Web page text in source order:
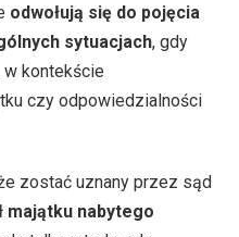
odwołują się do pojęcia
sytuacjach, gdy
kontekście
czy odpowiedzialności
zostać uznany przez sąd
majątku nabytego